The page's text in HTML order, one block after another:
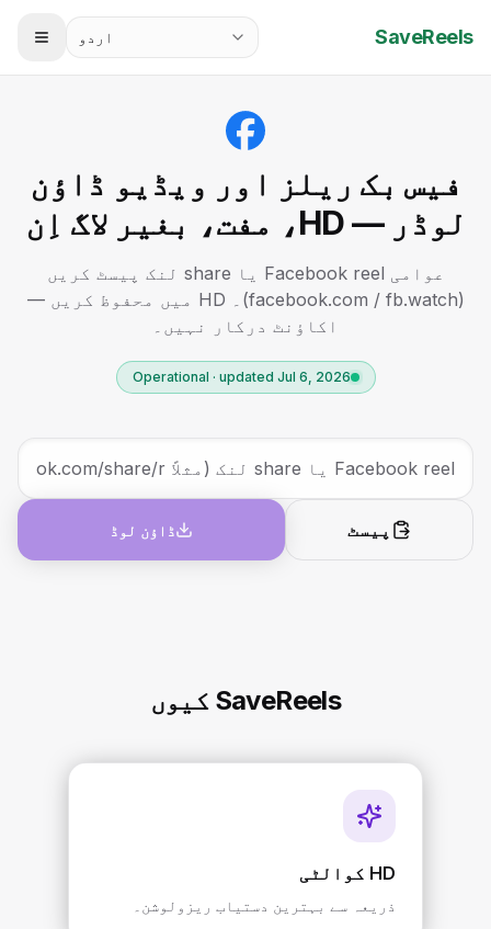
SaveReels اردو
فیس بک ریلز اور ویڈیو ڈاؤن
لوڈر — HD، مفت، بغیر لاگ اِن
عوامی Facebook reel یا share لنک پیسٹ کریں
(facebook.com / fb.watch)۔ HD میں محفوظ کریں —
اکاؤنٹ درکار نہیں۔
Operational · updated Jul 6, 2026
پیسٹ ڈاؤن لوڈ
SaveReels کیوں
HD کوالٹی
ذریعہ سے بہترین دستیاب ریزولوشن۔